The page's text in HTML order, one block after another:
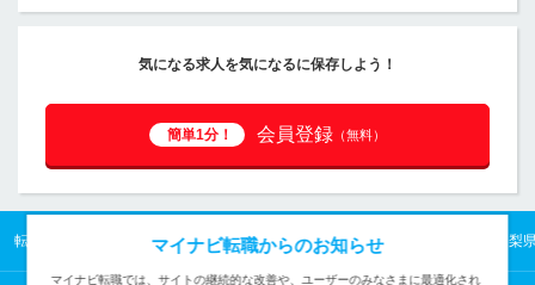
気になる求人を気になるに保存しよう！
簡単1分！ 会員登録 （無料）
転職TOP 甲信越の転職・求人情報TOP 山梨県の転職・求人情報TOP 山梨
マイナビ転職からのお知らせ
マイナビ転職では、サイトの継続的な改善や、ユーザーのみなさまに最適化され